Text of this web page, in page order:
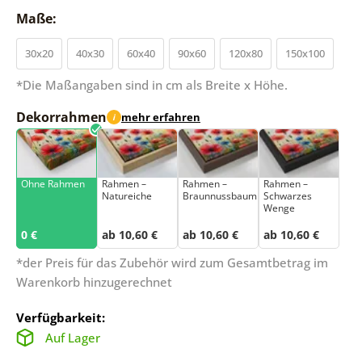
Maße:
30x20 40x30 60x40 90x60 120x80 150x100
*Die Maßangaben sind in cm als Breite x Höhe.
Dekorrahmen i mehr erfahren
Ohne Rahmen
0 €
Rahmen –
Natureiche
ab 10,60 €
Rahmen –
Braunnussbaum
ab 10,60 €
Rahmen –
Schwarzes
Wenge
ab 10,60 €
*der Preis für das Zubehör wird zum Gesamtbetrag im
Warenkorb hinzugerechnet
Verfügbarkeit:
Auf Lager